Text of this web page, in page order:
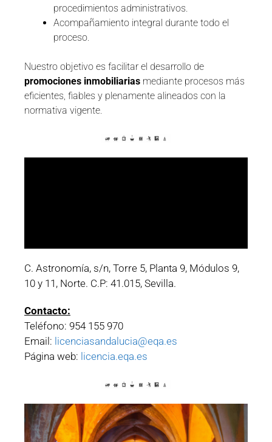
procedimientos administrativos.
Acompañamiento integral durante todo el
proceso.
Nuestro objetivo es facilitar el desarrollo de
promociones inmobiliarias mediante procesos más
eficientes, fiables y plenamente alineados con la
normativa vigente.
C. Astronomía, s/n, Torre 5, Planta 9, Módulos 9,
10 y 11, Norte. C.P: 41.015, Sevilla.
Contacto:
Teléfono: 954 155 970
Email: licenciasandalucia@eqa.es
Página web: licencia.eqa.es